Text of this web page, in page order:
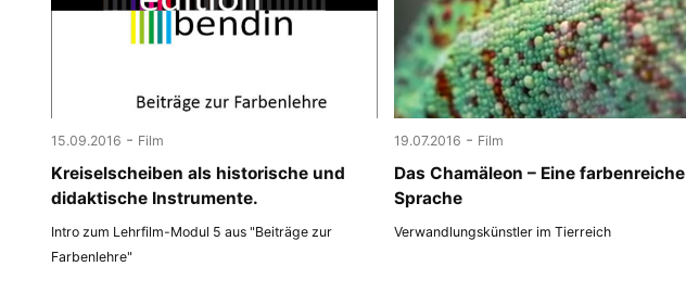
15.09.2016 - Film
Kreiselscheiben als historische und
didaktische Instrumente.
Intro zum Lehrfilm-Modul 5 aus "Beiträge zur
Farbenlehre"
19.07.2016 - Film
Das Chamäleon – Eine farbenreiche
Sprache
Verwandlungskünstler im Tierreich